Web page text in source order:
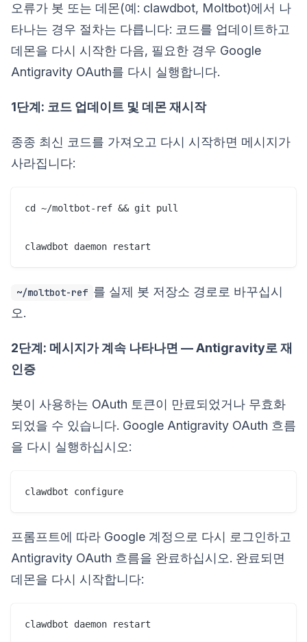
오류가 봇 또는 데몬(예: clawdbot, Moltbot)에서 나
타나는 경우 절차는 다릅니다: 코드를 업데이트하고
데몬을 다시 시작한 다음, 필요한 경우 Google
Antigravity OAuth를 다시 실행합니다.
1단계: 코드 업데이트 및 데몬 재시작
종종 최신 코드를 가져오고 다시 시작하면 메시지가
사라집니다:
cd ~/moltbot-ref && git pull
clawdbot daemon restart
~/moltbot-ref 를 실제 봇 저장소 경로로 바꾸십시
오.
2단계: 메시지가 계속 나타나면 — Antigravity로 재
인증
봇이 사용하는 OAuth 토큰이 만료되었거나 무효화
되었을 수 있습니다. Google Antigravity OAuth 흐름
을 다시 실행하십시오:
clawdbot configure
프롬프트에 따라 Google 계정으로 다시 로그인하고
Antigravity OAuth 흐름을 완료하십시오. 완료되면
데몬을 다시 시작합니다:
clawdbot daemon restart